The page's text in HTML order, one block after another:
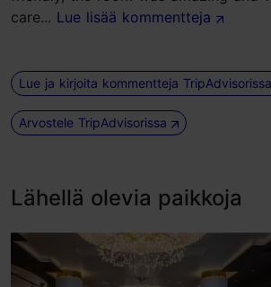
care... Lue lisää kommentteja
Lue ja kirjoita kommentteja TripAdvisorissa
Arvostele TripAdvisorissa
Lähellä olevia paikkoja